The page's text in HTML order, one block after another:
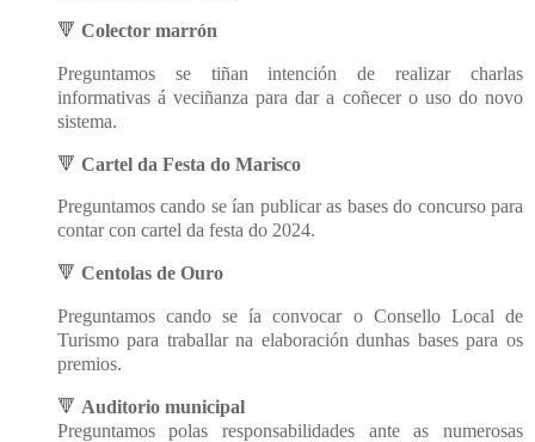
🔻 Colector marrón
Preguntamos se tiñan intención de realizar charlas
informativas á veciñanza para dar a coñecer o uso do novo
sistema.
🔻 Cartel da Festa do Marisco
Preguntamos cando se ían publicar as bases do concurso para
contar con cartel da festa do 2024.
🔻 Centolas de Ouro
Preguntamos cando se ía convocar o Consello Local de
Turismo para traballar na elaboración dunhas bases para os
premios.
🔻 Auditorio municipal
Preguntamos polas responsabilidades ante as numerosas